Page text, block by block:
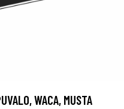
WACA, MUSTA